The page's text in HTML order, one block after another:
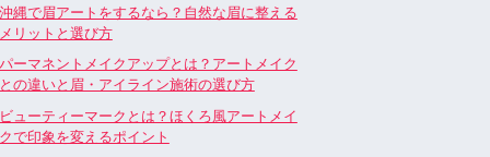
沖縄で眉アートをするなら？自然な眉に整える
メリットと選び方
パーマネントメイクアップとは？アートメイク
との違いと眉・アイライン施術の選び方
ビューティーマークとは？ほくろ風アートメイ
クで印象を変えるポイント